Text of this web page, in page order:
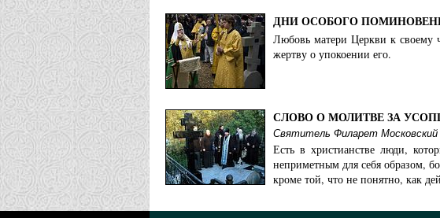
ДНИ ОСОБОГО
Любовь матери Церкви к своему
жертву о упокоении его.
СЛОВО О МОЛИТВЕ ЗА
Святитель Филарет Московский
Есть в христианстве люди,
неприметным для себя образом,
кроме той, что не понятно, как